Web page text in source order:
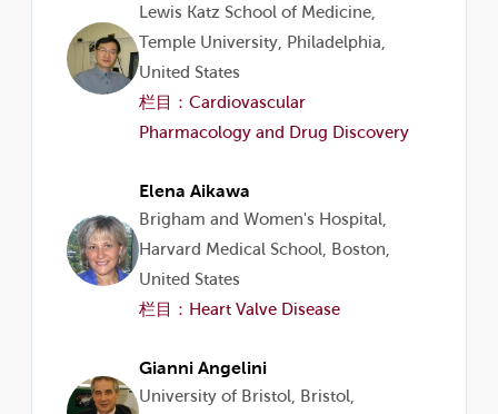
Lewis Katz School of Medicine,
Temple University, Philadelphia,
United States
栏目：Cardiovascular
Pharmacology and Drug Discovery
Elena Aikawa
Brigham and Women's Hospital,
Harvard Medical School, Boston,
United States
栏目：Heart Valve Disease
Gianni Angelini
University of Bristol, Bristol,